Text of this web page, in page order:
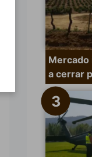
Mercado
a cerrar